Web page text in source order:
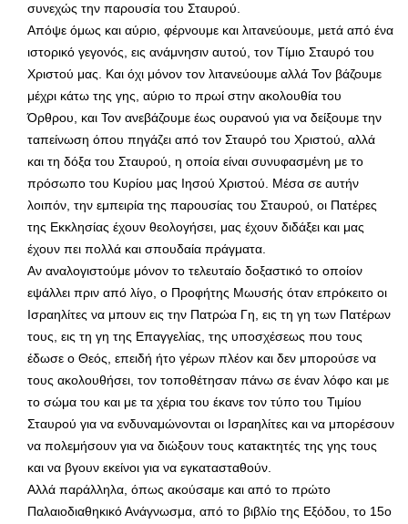
συνεχώς την παρουσία του Σταυρού.
Απόψε όμως και αύριο, φέρνουμε και λιτανεύουμε, μετά από ένα
ιστορικό γεγονός, εις ανάμνησιν αυτού, τον Τίμιο Σταυρό του
Χριστού μας. Και όχι μόνον τον λιτανεύουμε αλλά Τον βάζουμε
μέχρι κάτω της γης, αύριο το πρωί στην ακολουθία του
Όρθρου, και Τον ανεβάζουμε έως ουρανού για να δείξουμε την
ταπείνωση όπου πηγάζει από τον Σταυρό του Χριστού, αλλά
και τη δόξα του Σταυρού, η οποία είναι συνυφασμένη με το
πρόσωπο του Κυρίου μας Ιησού Χριστού. Μέσα σε αυτήν
λοιπόν, την εμπειρία της παρουσίας του Σταυρού, οι Πατέρες
της Εκκλησίας έχουν θεολογήσει, μας έχουν διδάξει και μας
έχουν πει πολλά και σπουδαία πράγματα.
Αν αναλογιστούμε μόνον το τελευταίο δοξαστικό το οποίον
εψάλλει πριν από λίγο, ο Προφήτης Μωυσής όταν επρόκειτο οι
Ισραηλίτες να μπουν εις την Πατρώα Γη, εις τη γη των Πατέρων
τους, εις τη γη της Επαγγελίας, της υποσχέσεως που τους
έδωσε ο Θεός, επειδή ήτο γέρων πλέον και δεν μπορούσε να
τους ακολουθήσει, τον τοποθέτησαν πάνω σε έναν λόφο και με
το σώμα του και με τα χέρια του έκανε τον τύπο του Τιμίου
Σταυρού για να ενδυναμώνονται οι Ισραηλίτες και να μπορέσουν
να πολεμήσουν για να διώξουν τους κατακτητές της γης τους
και να βγουν εκείνοι για να εγκατασταθούν.
Αλλά παράλληλα, όπως ακούσαμε και από το πρώτο
Παλαιοδιαθηκικό Ανάγνωσμα, από το βιβλίο της Εξόδου, το 15ο